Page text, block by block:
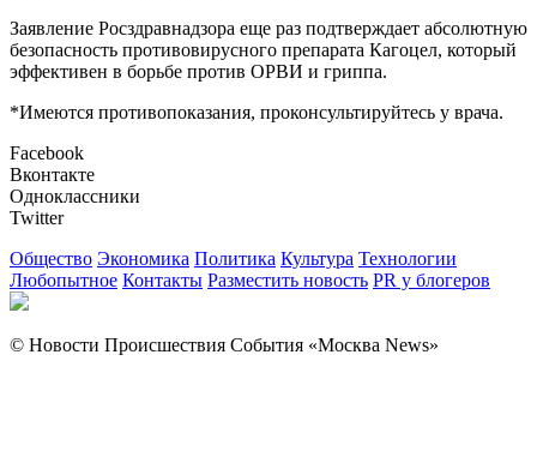
Заявление Росздравнадзора еще раз подтверждает абсолютную
безопасность противовирусного препарата Кагоцел, который
эффективен в борьбе против ОРВИ и гриппа.
*Имеются противопоказания, проконсультируйтесь у врача.
Facebook
Вконтакте
Одноклассники
Twitter
Общество Экономика Политика Культура Технологии
Любопытное Контакты Разместить новость PR у блогеров
© Новости Происшествия События «Москва News»